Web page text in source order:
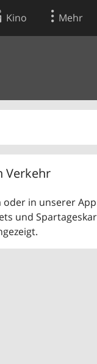
Kino Mehr
Verkehr
oder in unserer
und